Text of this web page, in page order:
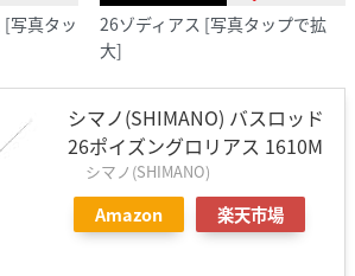
[写真タッ
26ゾディアス [写真タップで拡
大]
シマノ(SHIMANO) バスロッド
26ポイズングロリアス 1610M
シマノ(SHIMANO)
Amazon 楽天市場